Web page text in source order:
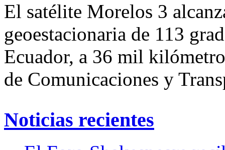
El satélite Morelos 3
geoestacionaria de 113
Ecuador, a 36 mil
de Comunicaciones y
Noticias recientes